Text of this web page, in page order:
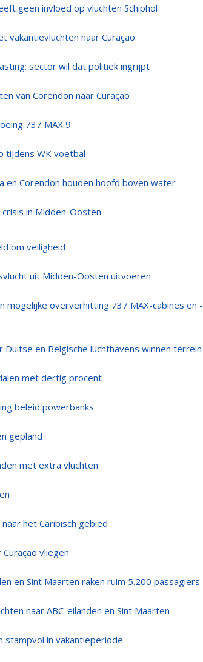
geen invloed op vluchten Schiphol
vakantievluchten naar Curaçao
sector wil dat politiek ingrijpt
van Corendon naar Curaçao
737 MAX 9
tijdens WK voetbal
en Corendon houden hoofd boven water
in Midden-Oosten
om veiligheid
uit Midden-Oosten uitvoeren
mogelijke oververhitting 737 MAX-cabines en -
en Belgische luchthavens winnen terrein
met dertig procent
beleid powerbanks
gepland
met extra vluchten
het Caribisch gebied
vliegen
en Sint Maarten raken ruim 5.200 passagiers
naar ABC-eilanden en Sint Maarten
stampvol in vakantieperiode